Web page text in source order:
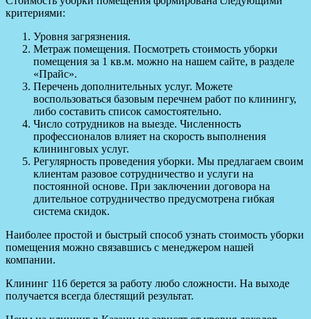
критериями:
Уровня загрязнения.
Метраж помещения. Посмотреть стоимость уборки
помещения за 1 кв.м. можно на нашем сайте, в разделе
«Прайс».
Перечень дополнительных услуг. Можете
воспользоваться базовым перечнем работ по клинингу,
либо составить список самостоятельно.
Число сотрудников на выезде. Численность
профессионалов влияет на скорость выполнения
клининговых услуг.
Регулярность проведения уборки. Мы предлагаем своим
клиентам разовое сотрудничество и услуги на
постоянной основе. При заключении договора на
длительное сотрудничество предусмотрена гибкая
система скидок.
Наиболее простой и быстрый способ узнать стоимость уборки
помещения можно связавшись с менеджером нашей
компании.
Клининг 116 берется за работу любо сложности. На выходе
получается всегда блестящий результат.